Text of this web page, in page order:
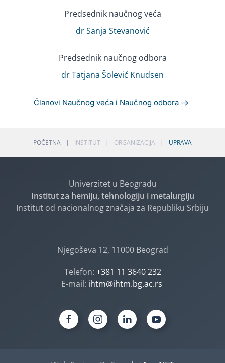
Predsednik naučnog veća
dr Sanja Stevanović
Predsednik naučnog odbora
dr Tatjana Šolević Knudsen
Članovi Naučnog veća i Naučnog odbora
POČETNA INSTITUT ORGANIZACIJA UPRAVA
Univerzitet u Beogradu
Institut za hemiju, tehnologiju i metalurgiju
Institut od nacionalnog značaja za Republiku Srbiju
Njegoševa 12, 11000 Beograd
Telefon: +381 11 3640 232
E-mail: ihtm@ihtm.bg.ac.rs